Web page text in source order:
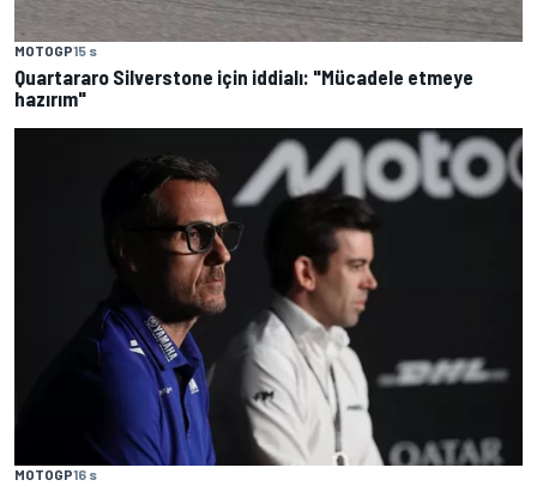
MOTOGP15 s
Quartararo Silverstone için iddialı: "Mücadele etmeye
hazırım"
MOTOGP16 s